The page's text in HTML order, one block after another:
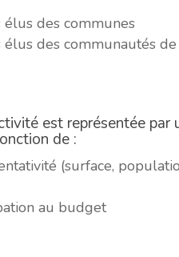
des communes
des communautés
est représentée par
de :
(surface,
au budget